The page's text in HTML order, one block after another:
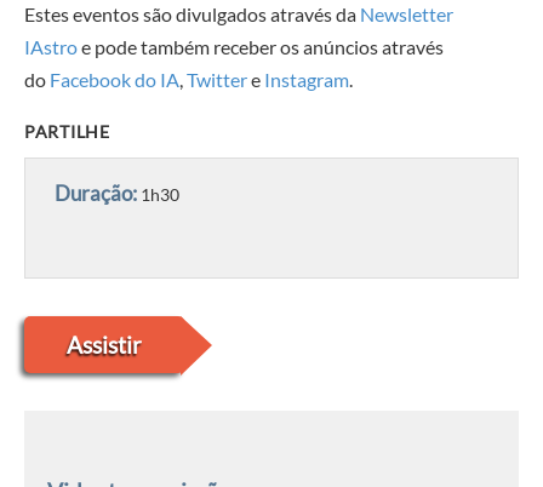
Estes eventos são divulgados através da Newsletter
IAstroe pode também receber os anúncios através
do Facebook do IA Twittere Instagram
PARTILHE
Duração: 1h30
Assistir